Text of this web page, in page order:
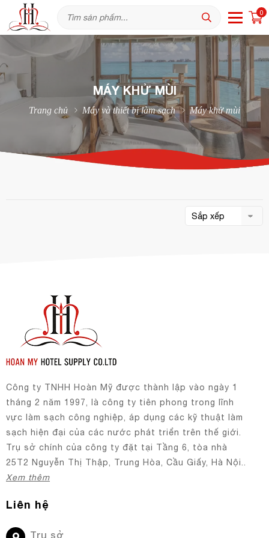
0
MÁY KHỬ MÙI
Trang chủ Máy và thiết bị làm sạch Máy khử mùi
Công ty TNHH Hoàn Mỹ được thành lập vào ngày 1
tháng 2 năm 1997, là công ty tiên phong trong lĩnh
vực làm sạch công nghiệp, áp dụng các kỹ thuật làm
sạch hiện đại của các nước phát triển trên thế giới.
Trụ sở chính của công ty đặt tại Tầng 6, tòa nhà
25T2 Nguyễn Thị Thập, Trung Hòa, Cầu Giấy, Hà Nội..
Xem thêm
Liên hệ
Trụ sở